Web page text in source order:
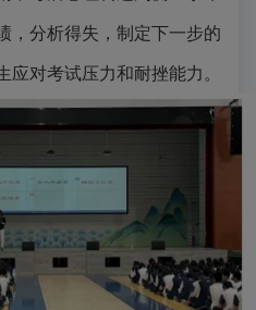
，分析得失，制定下一步的
对考试压力和耐挫能力。